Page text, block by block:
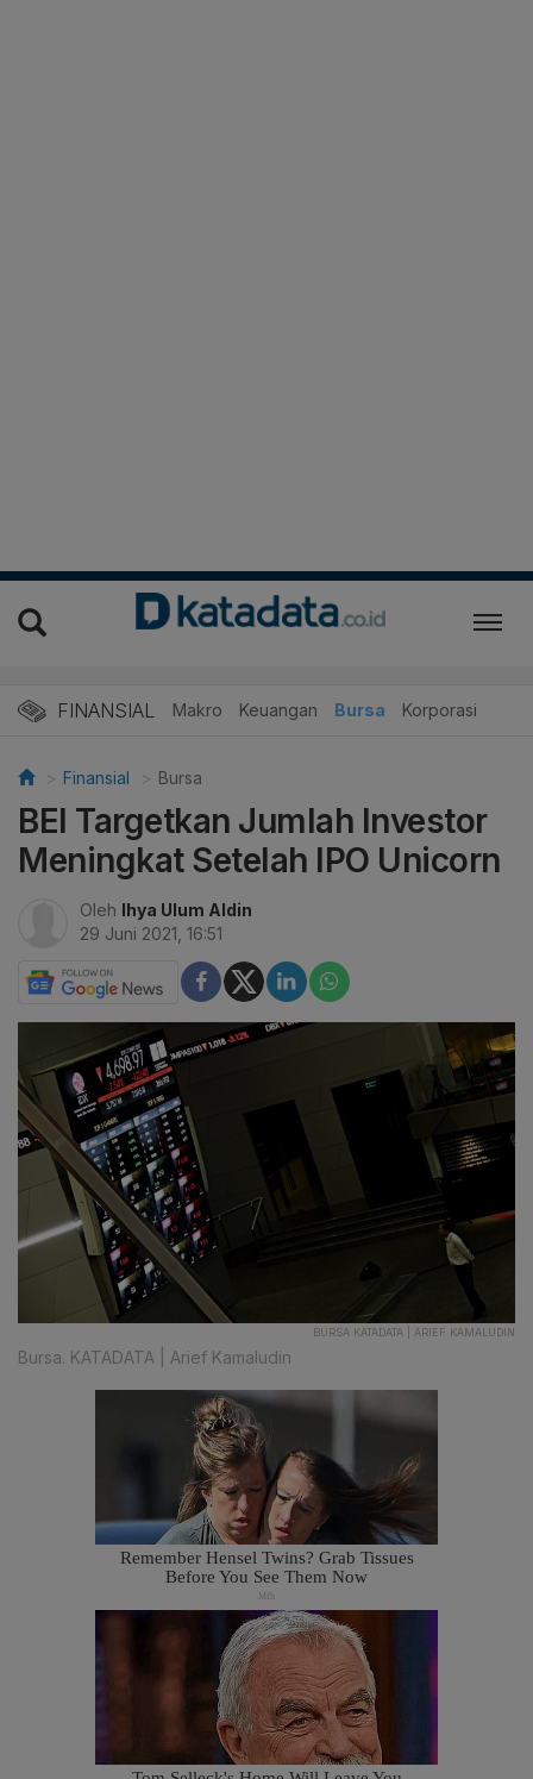
FINANSIAL Makro Keuangan Bursa Korporasi
Finansial Bursa
BEI Targetkan Jumlah Investor
Meningkat Setelah IPO Unicorn
Oleh Ihya Ulum Aldin
29 Juni 2021, 16:51
BURSA KATADATA | ARIEF KAMALUDIN
Bursa. KATADATA | Arief Kamaludin